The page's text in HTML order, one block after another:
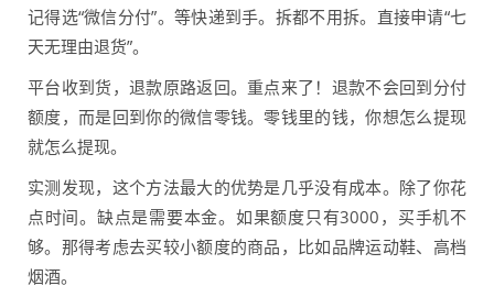
记得选“微信分付”。等快递到手。拆都不用拆。直接申请“七
天无理由退货”。
平台收到货，退款原路返回。重点来了！退款不会回到分付
额度，而是回到你的微信零钱。零钱里的钱，你想怎么提现
就怎么提现。
实测发现，这个方法最大的优势是几乎没有成本。除了你花
点时间。缺点是需要本金。如果额度只有3000，买手机不
够。那得考虑去买较小额度的商品，比如品牌运动鞋、高档
烟酒。